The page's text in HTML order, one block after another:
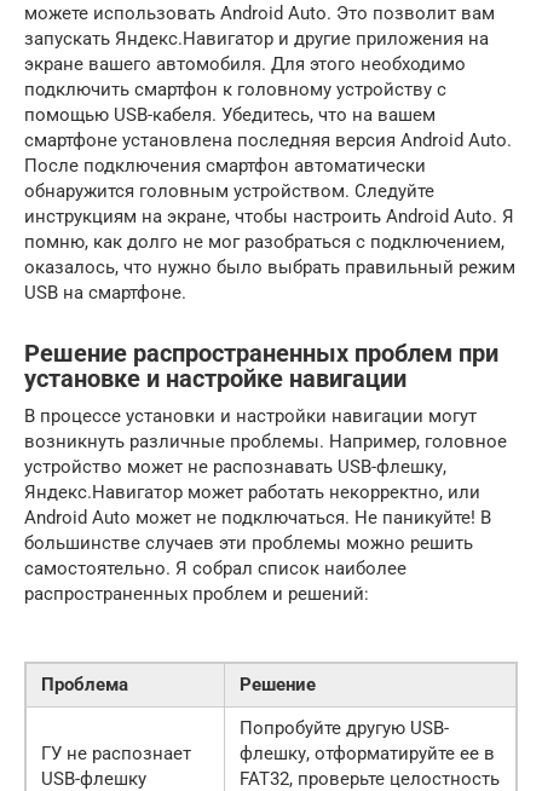
можете использовать Android Auto. Это позволит вам
запускать Яндекс.Навигатор и другие приложения на
экране вашего автомобиля. Для этого необходимо
подключить смартфон к головному устройству с
помощью USB-кабеля. Убедитесь, что на вашем
смартфоне установлена последняя версия Android Auto.
После подключения смартфон автоматически
обнаружится головным устройством. Следуйте
инструкциям на экране, чтобы настроить Android Auto. Я
помню, как долго не мог разобраться с подключением,
оказалось, что нужно было выбрать правильный режим
USB на смартфоне.
Решение распространенных проблем при
установке и настройке навигации
В процессе установки и настройки навигации могут
возникнуть различные проблемы. Например, головное
устройство может не распознавать USB-флешку,
Яндекс.Навигатор может работать некорректно, или
Android Auto может не подключаться. Не паникуйте! В
большинстве случаев эти проблемы можно решить
самостоятельно. Я собрал список наиболее
распространенных проблем и решений:
Проблема Решение
ГУ не распознает
USB-флешку
Попробуйте другую USB-
флешку, отформатируйте ее в
FAT32, проверьте целостность